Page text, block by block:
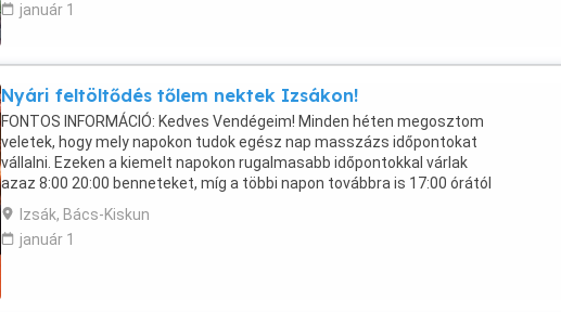
január 1
Nyári feltöltődés tőlem nektek Izsákon!
FONTOS INFORMÁCIÓ: Kedves Vendégeim! Minden héten megosztom
veletek, hogy mely napokon tudok egész nap masszázs időpontokat
vállalni. Ezeken a kiemelt napokon rugalmasabb időpontokkal várlak
azaz 8:00 20:00 benneteket, míg a többi napon továbbra is 17:00 órától
tudok vendégeket fogadni. Ha szeretnél ...
Izsák, Bács-Kiskun
január 1